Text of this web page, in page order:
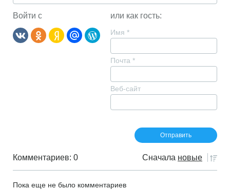
Войти с или как гость:
Имя *
Почта *
Веб-сайт
Комментариев: 0 Сначала новые
Пока еще не было комментариев